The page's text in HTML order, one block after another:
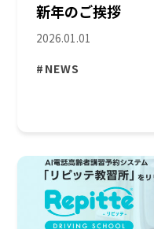
新年のご挨拶
2026.01.01
#NEWS